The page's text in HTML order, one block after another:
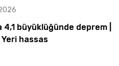
4,1 büyüklüğünde deprem |
hassas